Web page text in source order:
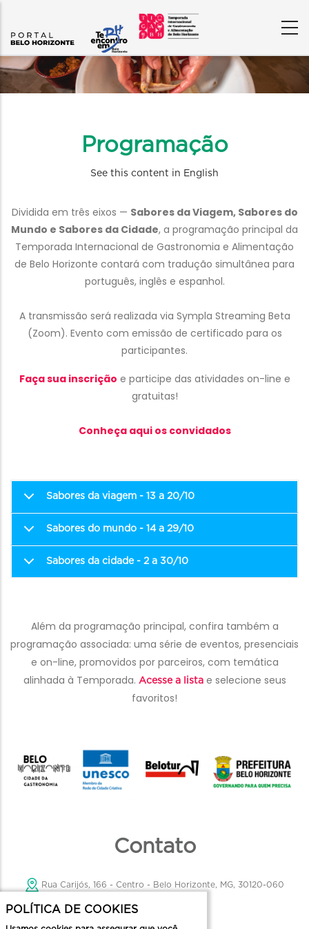
Content
Programação
See this content in English
Dividida em três eixos — Sabores da Viagem, Sabores do
Mundo e Sabores da Cidade, a programação principal da
Temporada Internacional de Gastronomia e Alimentação
de Belo Horizonte contará com tradução simultânea para
português, inglês e espanhol.
A transmissão será realizada via Sympla Streaming Beta
(Zoom). Evento com emissão de certificado para os
participantes.
Faça sua inscrição e participe das atividades on-line e
gratuitas!
Conheça aqui os convidados
Sabores da viagem - 13 a 20/10
Sabores do mundo - 14 a 29/10
Sabores da cidade - 2 a 30/10
Além da programação principal, confira também a
programação associada: uma série de eventos, presenciais
e on-line, promovidos por parceiros, com temática
alinhada à Temporada. Acesse a lista e selecione seus
favoritos!
Contato
Rua Carijós, 166 - Centro - Belo Horizonte, MG, 30120-060
belotur@pbh.gov.br
POLÍTICA DE COOKIES